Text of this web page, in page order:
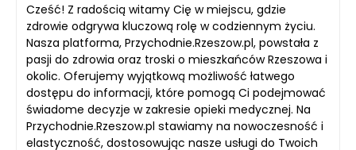
Cześć! Z radością witamy Cię w miejscu, gdzie
zdrowie odgrywa kluczową rolę w codziennym życiu.
Nasza platforma, Przychodnie.Rzeszow.pl, powstała z
pasji do zdrowia oraz troski o mieszkańców Rzeszowa i
okolic. Oferujemy wyjątkową możliwość łatwego
dostępu do informacji, które pomogą Ci podejmować
świadome decyzje w zakresie opieki medycznej. Na
Przychodnie.Rzeszow.pl stawiamy na nowoczesność i
elastyczność, dostosowując nasze usługi do Twoich